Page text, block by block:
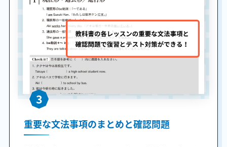
3
重要な文法事項のまとめと確認問題